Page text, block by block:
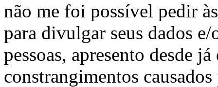
não me foi possível pedir
para divulgar seus dados
pessoas, apresento desde
constrangimentos